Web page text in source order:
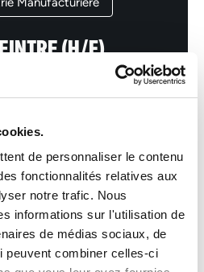
de personnaliser le contenu
fonctionnalités relatives aux
notre trafic. Nous
informations sur l'utilisation de
de médias sociaux, de
peuvent combiner celles-ci
(H/F)